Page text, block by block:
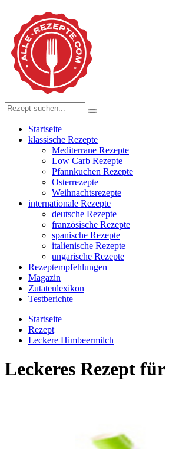
Startseite
klassische Rezepte
Mediterrane Rezepte
Low Carb Rezepte
Pfannkuchen Rezepte
Osterrezepte
Weihnachtsrezepte
internationale Rezepte
deutsche Rezepte
französische Rezepte
spanische Rezepte
italienische Rezepte
ungarische Rezepte
Rezeptempfehlungen
Magazin
Zutatenlexikon
Testberichte
Startseite
Rezept
Leckere Himbeermilch
Leckeres Rezept für